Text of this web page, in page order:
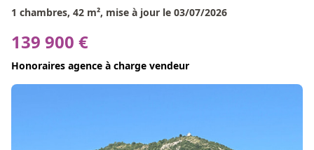
1 chambres, 42 m², mise à jour le 03/07/2026
139 900 €
Honoraires agence à charge vendeur